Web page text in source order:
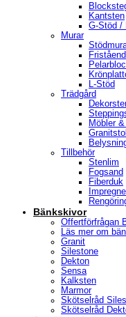
Kantsten
G-Stöd /
Murar
L-Stöd
Trädgård
Möbler
Tillbehör
Stenlim
Fogsand
Fiberduk
Bänkskivor
Offertförfrågan
Läs mer om
Granit
Silestone
Dekton
Sensa
Kalksten
Marmor
Skötselråd
Skötselråd